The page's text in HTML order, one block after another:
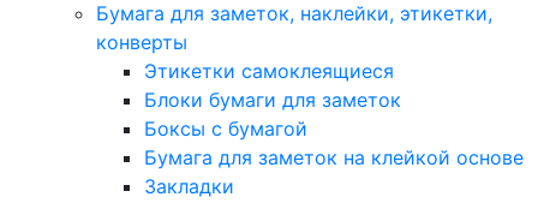
Бумага для заметок, наклейки, этикетки,
конверты
Этикетки самоклеящиеся
Блоки бумаги для заметок
Боксы с бумагой
Бумага для заметок на клейкой основе
Закладки